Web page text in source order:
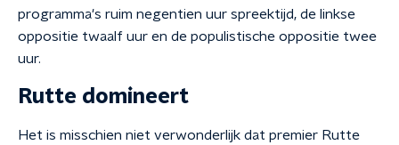
programma's ruim negentien uur spreektijd, de linkse
oppositie twaalf uur en de populistische oppositie twee
uur.
Rutte domineert
Het is misschien niet verwonderlijk dat premier Rutte